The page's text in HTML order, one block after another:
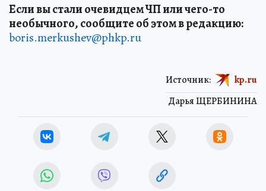
Если вы стали очевидцем ЧП или чего-то
необычного, сообщите об этом в редакцию:
boris.merkushev@phkp.ru
Дарья ЩЕРБИНИНА
Источник: kp.ru